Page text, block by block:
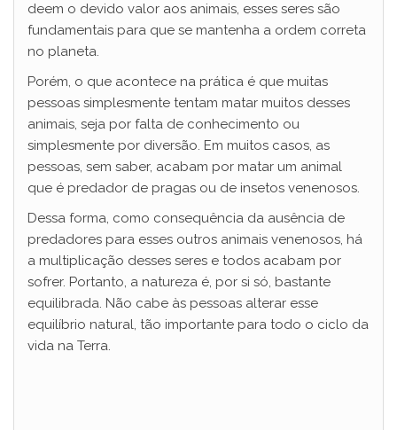
deem o devido valor aos animais, esses seres são
fundamentais para que se mantenha a ordem correta
no planeta.
Porém, o que acontece na prática é que muitas
pessoas simplesmente tentam matar muitos desses
animais, seja por falta de conhecimento ou
simplesmente por diversão. Em muitos casos, as
pessoas, sem saber, acabam por matar um animal
que é predador de pragas ou de insetos venenosos.
Dessa forma, como consequência da ausência de
predadores para esses outros animais venenosos, há
a multiplicação desses seres e todos acabam por
sofrer. Portanto, a natureza é, por si só, bastante
equilibrada. Não cabe às pessoas alterar esse
equilíbrio natural, tão importante para todo o ciclo da
vida na Terra.